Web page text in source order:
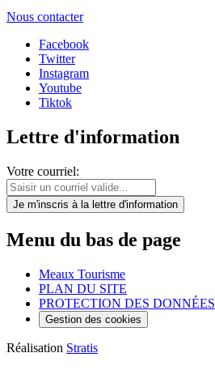
Nous contacter
Facebook
Twitter
Instagram
Youtube
Tiktok
Lettre d'information
Votre courriel:
Je m'inscris à la lettre d'information
Menu du bas de page
Meaux Tourisme
PLAN DU SITE
PROTECTION DES DONNÉES
Gestion des cookies
Réalisation Stratis